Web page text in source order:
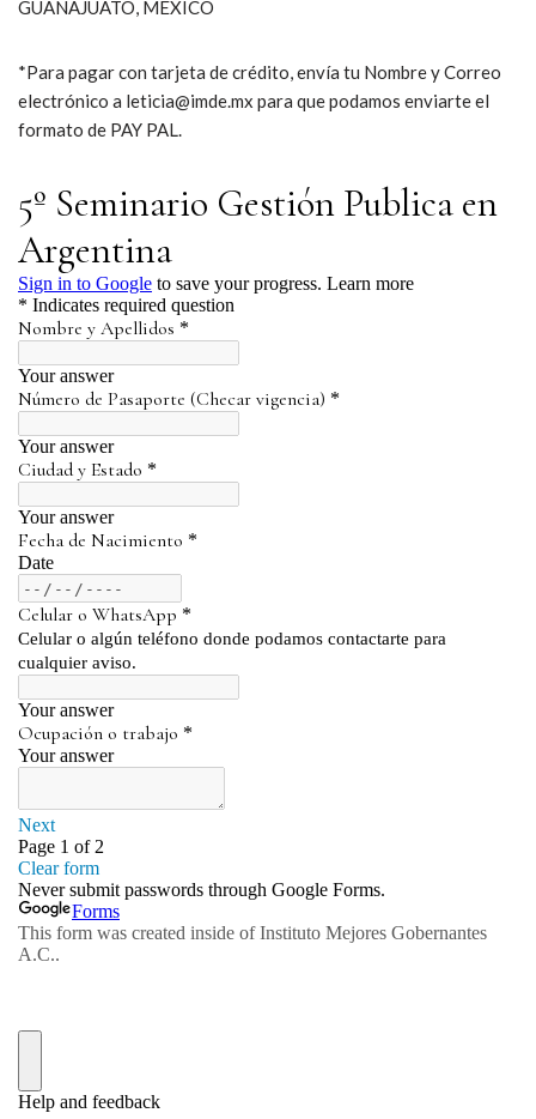
GUANAJUATO, MÉXICO
*Para pagar con tarjeta de crédito, envía tu Nombre y Correo
electrónico a leticia@imde.mx para que podamos enviarte el
formato de PAY PAL.